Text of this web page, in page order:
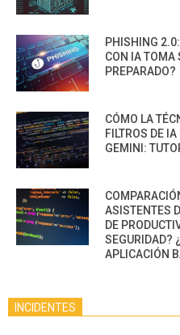
PHISHING
CON IA TOMA
PREPARADO?
CÓMO LA
FILTROS DE
GEMINI:
ASISTENTES
DE
SEGURIDAD?
APLICACIÓN
INCIDENTES